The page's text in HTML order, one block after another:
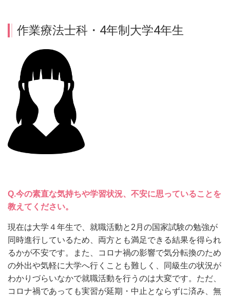
作業療法士科・4年制大学4年生
Q.今の素直な気持ちや学習状況、不安に思っていることを
教えてください。
現在は大学４年生で、就職活動と2月の国家試験の勉強が
同時進行しているため、両方とも満足できる結果を得られ
るかが不安です。また、コロナ禍の影響で気分転換のため
の外出や気軽に大学へ行くことも難しく、同級生の状況が
わかりづらいなかで就職活動を行うのは大変です。ただ、
コロナ禍であっても実習が延期・中止とならずに済み、無